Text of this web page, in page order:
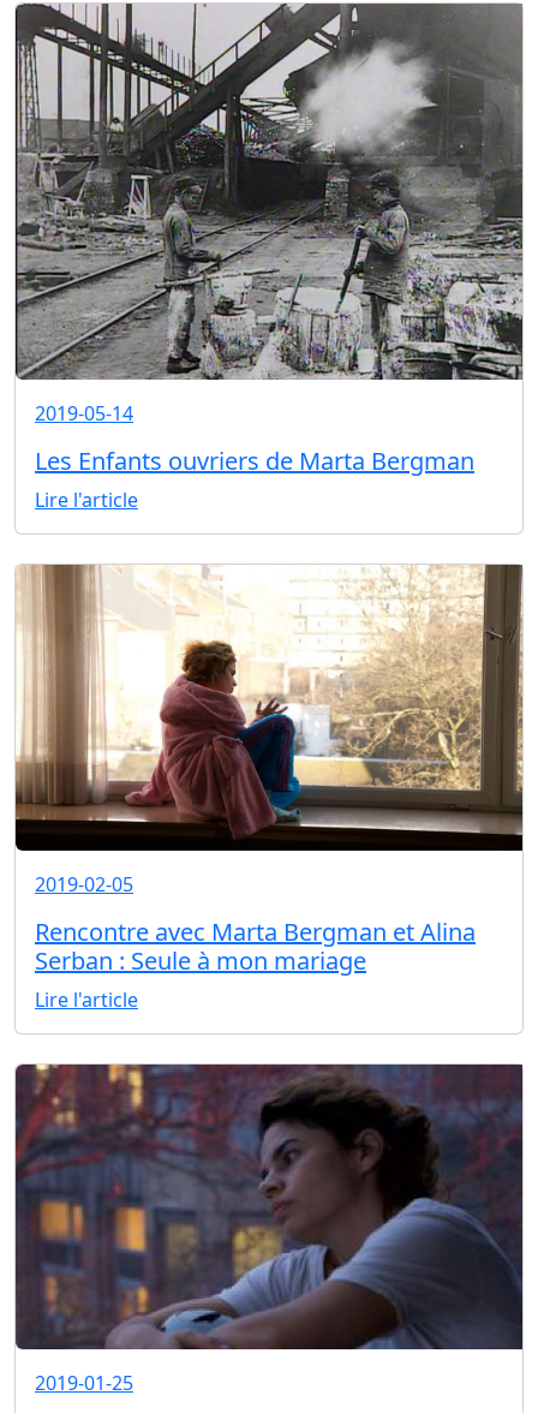
2019-05-14
Les Enfants ouvriers de Marta Bergman
Lire l'article
2019-02-05
Rencontre avec Marta Bergman et Alina
Serban : Seule à mon mariage
Lire l'article
2019-01-25